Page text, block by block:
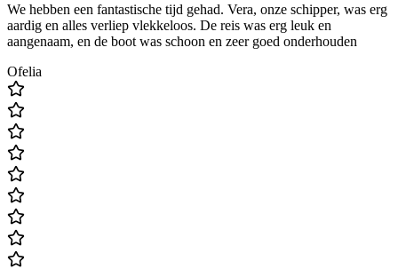
We hebben een fantastische tijd gehad. Vera, onze schipper, was erg
aardig en alles verliep vlekkeloos. De reis was erg leuk en
aangenaam, en de boot was schoon en zeer goed onderhouden
Ofelia